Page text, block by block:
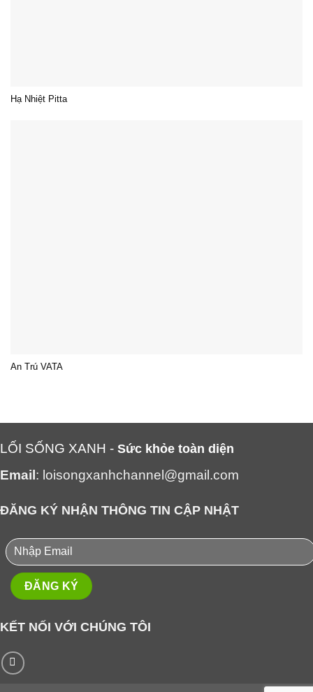
Hạ Nhiệt Pitta
An Trú VATA
LỐI SỐNG XANH - Sức khỏe toàn diện
Email : loisongxanhchannel@gmail.com
ĐĂNG KÝ NHẬN THÔNG TIN CẬP NHẬT
KẾT NỐI VỚI CHÚNG TÔI